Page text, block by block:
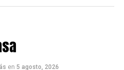
en 5 agosto, 2026